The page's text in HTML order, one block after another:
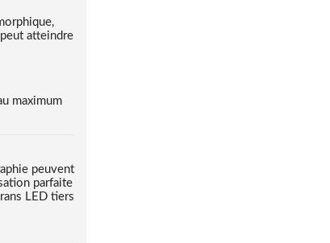
atteindre
maximum
peuvent
parfaite
LED tiers